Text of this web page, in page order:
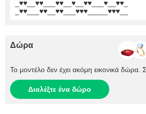
_♥♥__♥♥___♥♥__♥__♥♥___♥__♥♥_
_♥♥___♥♥__♥♥___♥♥♥_____♥♥♥__
Δώρα
Το μοντέλο δεν έχει ακόμη εικονικά δώρα.
Διαλέξτε ένα δώρο